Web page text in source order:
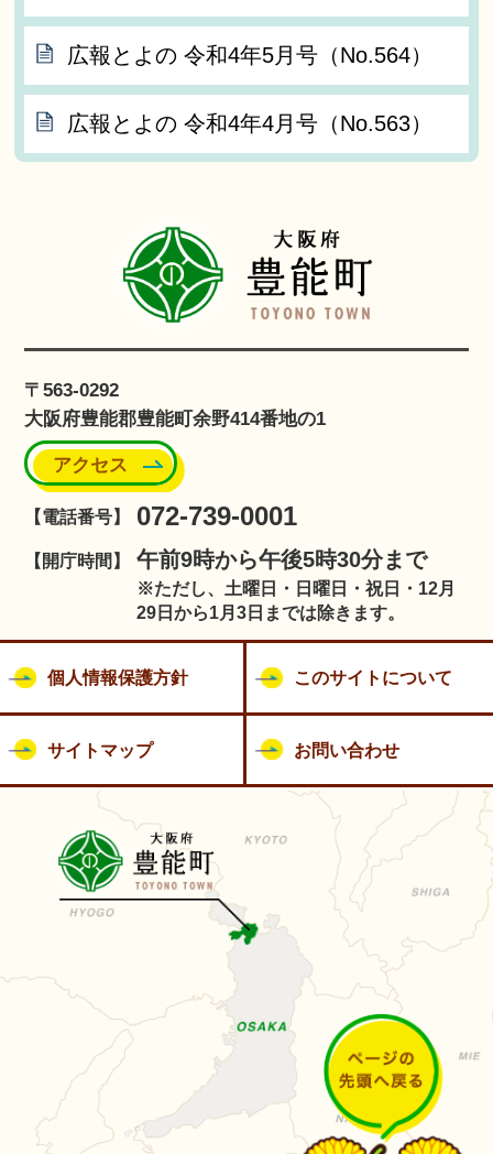
広報とよの 令和4年5月号（No.564）
広報とよの 令和4年4月号（No.563）
〒563-0292
大阪府豊能郡豊能町余野414番地の1
アクセス
【電話番号】 072-739-0001
【開庁時間】 午前9時から午後5時30分まで
※ただし、土曜日・日曜日・祝日・12月
29日から1月3日までは除きます。
個人情報保護方針 このサイトについて
サイトマップ お問い合わせ